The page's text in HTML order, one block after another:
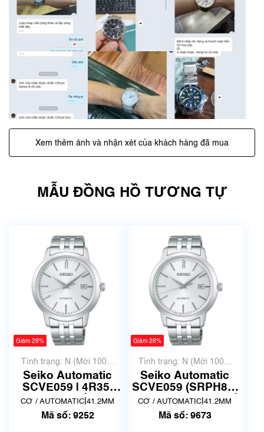
Xem thêm ảnh và nhận xét của khách hàng đã mua
MẪU ĐỒNG HỒ TƯƠNG TỰ
Giảm 28%
Tình trạng: N (Mới 100%
chưa qua sử dụng)
Seiko Automatic
SCVE059 | 4R35-
05J0 | Mã số 9252
CƠ / AUTOMATIC 41.2MM
Mã số: 9252
Giảm 28%
Tình trạng: N (Mới 100%
chưa qua sử dụng)
Seiko Automatic
SCVE059 (SRPH85)
| 4R35-05J0 | Mã số
9673
CƠ / AUTOMATIC 41.2MM
Mã số: 9673